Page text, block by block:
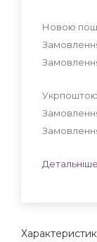
Новою
Укрпоштою